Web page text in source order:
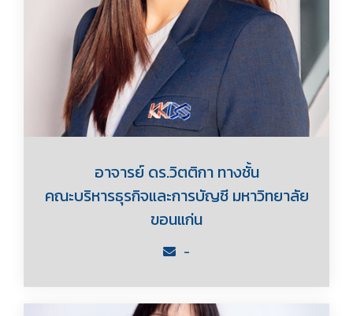
อาจารย์ ดร.วิตติกา ทางชั้น
คณะบริหารธุรกิจและการบัญชี มหาวิทยาลัย
ขอนแก่น
-